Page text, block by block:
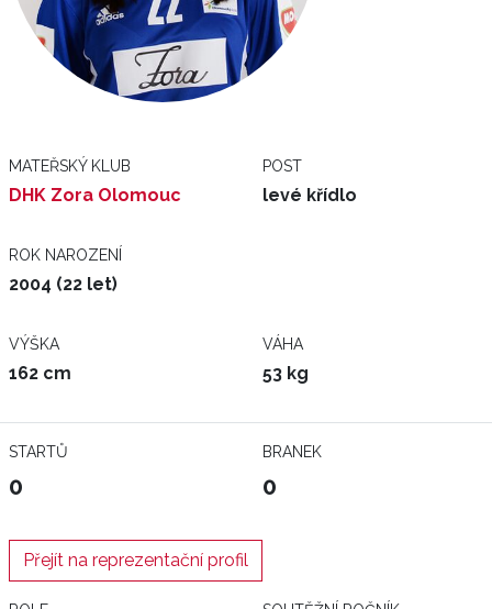
MATEŘSKÝ KLUB
DHK Zora Olomouc
POST
levé křídlo
ROK NAROZENÍ
2004 (22 let)
VÝŠKA
162 cm
VÁHA
53 kg
STARTŮ
0
BRANEK
0
Přejít na reprezentační profil